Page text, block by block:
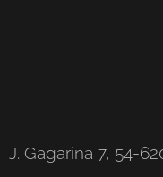
J. Gagarina 7, 54-